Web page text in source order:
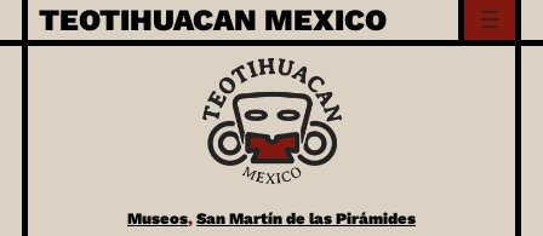
Skip
to
TEOTIHUACAN MEXICO
Museos, San Martín de las Pirámides